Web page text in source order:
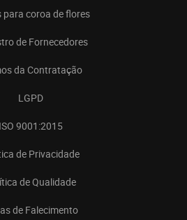
para coroa de flores
de Fornecedores
da Contratação
LGPD
ISO 9001:2015
de Privacidade
de Qualidade
de Falecimento